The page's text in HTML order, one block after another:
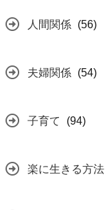
人間関係 (56)
夫婦関係 (54)
子育て (94)
楽に生きる方法